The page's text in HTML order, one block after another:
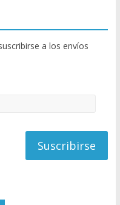
a los envíos